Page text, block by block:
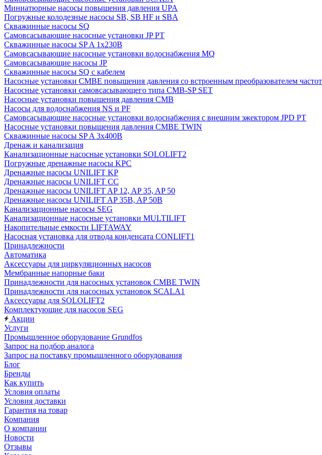
Миниатюрные насосы повышения давления UPA
Погружные колодезные насосы SB, SB HF и SBA
Скважинные насосы SQ
Самовсасывающие насосные установки JP PT
Скважинные насосы SP A 1x230В
Самовсасывающие насосные установки водоснабжения MQ
Самовсасывающие насосы JP
Скважинные насосы SQ с кабелем
Насосные установки CMBE повышения давления со встроенным преобразователем
Насосные установки самовсасывающего типа CMB-SP SET
Насосные установки повышения давления CMB
Насосы для водоснабжения NS и PF
Самовсасывающие насосные установки водоснабжения с внешним эжектором JPD PT
Насосные установки повышения давления CMBE TWIN
Скважинные насосы SP A 3x400В
Дренаж и канализация
Канализационные насосные установки SOLOLIFT2
Погружные дренажные насосы KPC
Дренажные насосы UNILIFT KP
Дренажные насосы UNILIFT CC
Дренажные насосы UNILIFT AP 12, AP 35, AP 50
Дренажные насосы UNILIFT AP 35B, AP 50B
Канализационные насосы SEG
Канализационные насосные установки MULTILIFT
Накопительные емкости LIFTAWAY
Насосная установка для отвода конденсата CONLIFT1
Принадлежности
Автоматика
Аксессуары для циркуляционных насосов
Мембранные напорные баки
Принадлежности для насосных установок CMBE TWIN
Принадлежности для насосных установок SCALA1
Аксессуары для SOLOLIFT2
Комплектующие для насосов SEG
Акции
Услуги
Промышленное оборудование Grundfos
Запрос на подбор аналога
Запрос на поставку промышленного оборудования
Блог
Бренды
Как купить
Условия оплаты
Условия доставки
Гарантия на товар
Компания
О компании
Новости
Отзывы